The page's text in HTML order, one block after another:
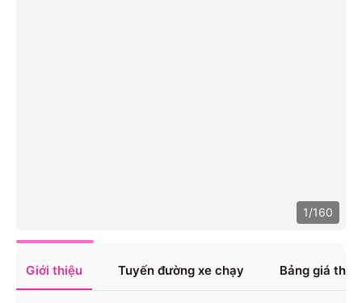
1/160
Giới thiệu Tuyến đường xe chạy Bảng giá